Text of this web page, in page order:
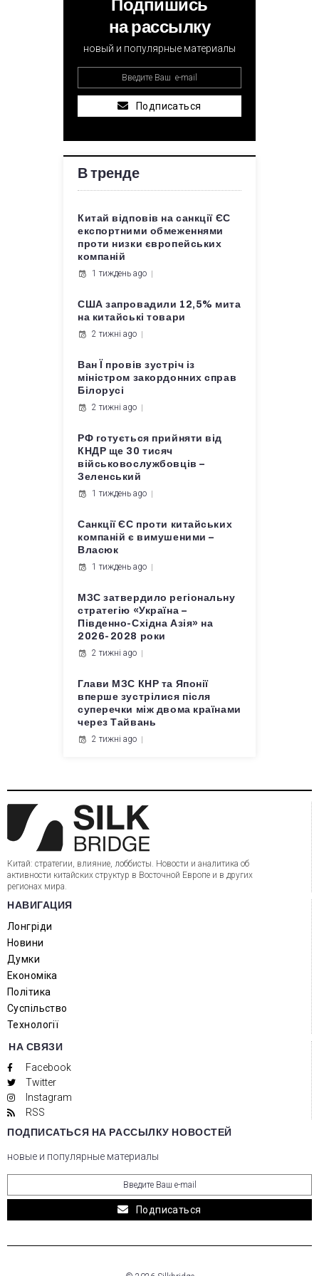
Подпишись
на рассылку
новый и популярные материалы
Подписаться
В тренде
Китай відповів на санкції ЄС
експортними обмеженнями
проти низки європейських
компаній
1 тиждень ago
США запровадили 12,5% мита
на китайські товари
2 тижні ago
Ван Ї провів зустріч із
міністром закордонних справ
Білорусі
2 тижні ago
РФ готується прийняти від
КНДР ще 30 тисяч
військовослужбовців –
Зеленський
1 тиждень ago
Санкції ЄС проти китайських
компаній є вимушеними –
Власюк
1 тиждень ago
МЗС затвердило регіональну
стратегію «Україна –
Південно-Східна Азія» на
2026-2028 роки
2 тижні ago
Глави МЗС КНР та Японії
вперше зустрілися після
суперечки між двома країнами
через Тайвань
2 тижні ago
Китай: стратегии, влияние, лоббисты. Новости и аналитика об
активности китайских структур в Восточной Европе и в других
регионах мира.
НАВИГАЦИЯ
Лонгріди
Новини
Думки
Економіка
Політика
Суспільство
Технології
НА СВЯЗИ
Facebook
Twitter
Instagram
RSS
ПОДПИСАТЬСЯ НА РАССЫЛКУ НОВОСТЕЙ
новые и популярные материалы
Подписаться